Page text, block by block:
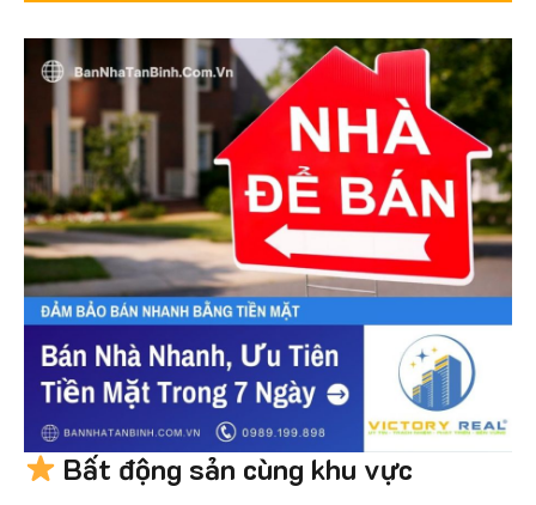
Bất động sản cùng khu vực